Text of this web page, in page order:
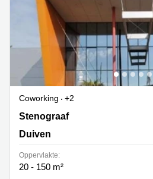
Coworking
+2
Stenograaf 1, Duiven
Stenograaf
Duiven
Oppervlakte:
20 - 150 m²